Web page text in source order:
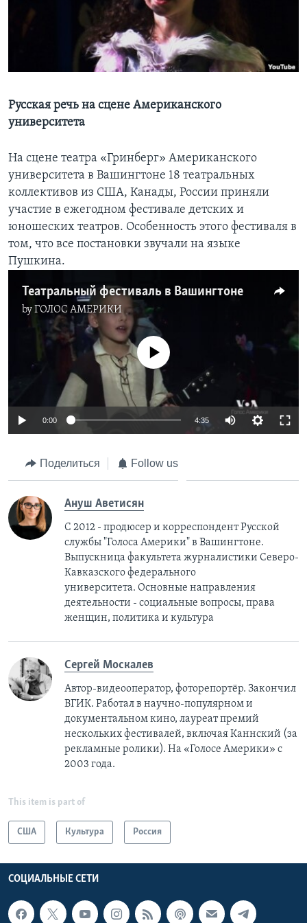
Learning English
СОЦИАЛЬНЫЕ СЕТИ
Языки
Русская речь на сцене Американского
университета
На сцене театра «Гринберг» Американского
университета в Вашингтоне 18 театральных
коллективов из США, Канады, России приняли
участие в ежегодном фестивале детских и
юношеских театров. Особенность этого фестиваля в
том, что все постановки звучали на языке
Пушкина.
Театральный фестиваль в Вашингтоне
byГОЛОС АМЕРИКИ
No media source currently available
0:00 4:35
Поделиться Follow us
Ануш Аветисян
С 2012 - продюсер и корреспондент Русской
службы "Голоса Америки" в Вашингтоне.
Выпускница факультета журналистики Северо-
Кавказского федерального
университета. Основные направления
деятельности - социальные вопросы, права
женщин, политика и культура
Сергей Москалев
Автор-видеооператор, фоторепортёр. Закончил
ВГИК. Работал в научно-популярном и
документальном кино, лауреат премий
нескольких фестивалей, включая Каннский (за
рекламные ролики). На «Голосе Америки» с
2003 года.
This item is part of
США Культура Россия
СОЦИАЛЬНЫЕ СЕТИ